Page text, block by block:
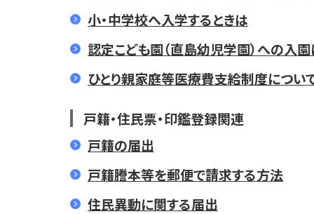
小・中学校へ入学するときは
認定こども園（直島幼児学園）への入
ひとり親家庭等医療費支給制度につい
戸籍・住民票・印鑑登録関連
戸籍の届出
戸籍謄本等を郵便で請求する方法
住民異動に関する届出